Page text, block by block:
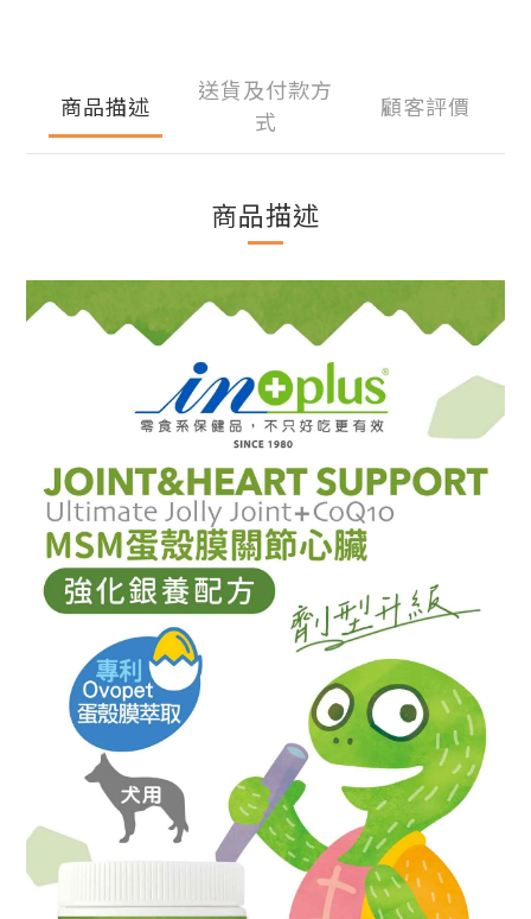
商品描述
送貨及付款方
式
顧客評價
商品描述